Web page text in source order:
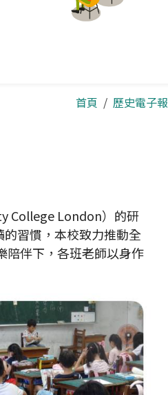
首頁 歷史電子報
College London）的研
習慣，本校致力推動全
陪伴下，各班老師以身作